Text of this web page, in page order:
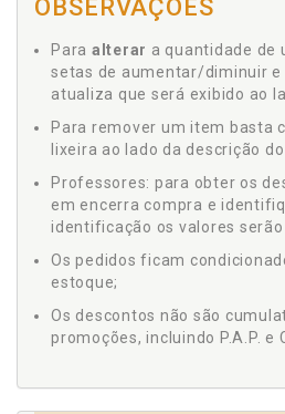
OBSERVAÇÕES
Para alterar a quantidade de
setas de aumentar/diminuir
atualiza que será exibido ao
Para remover um item basta
lixeira ao lado da descrição
Professores: para obter os
em encerra compra e
identificação os valores serão
Os pedidos ficam
estoque;
Os descontos não são
promoções, incluindo P.A.P. e